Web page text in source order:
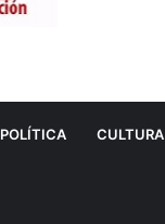
POLÍTICA CULTURA